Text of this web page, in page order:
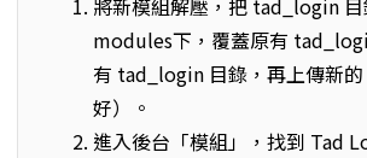
將新模組解壓，把 tad_login 目
modules下，覆蓋原有
有 tad_login 目錄，再上傳新
好）。
進入後台「模組」，找到 Tad